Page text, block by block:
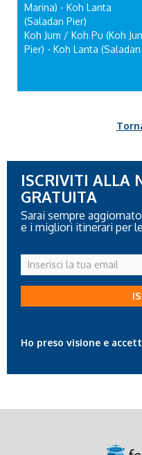
Marina) - Koh Lanta
(Saladan Pier)
Koh Jum / Koh Pu (Koh
Pier) - Koh Lanta (Saladan
ISCRIVITI ALLA
GRATUITA
Sarai sempre
e i migliori itinerari per
Inserisci
la
tua
Ho preso visione e